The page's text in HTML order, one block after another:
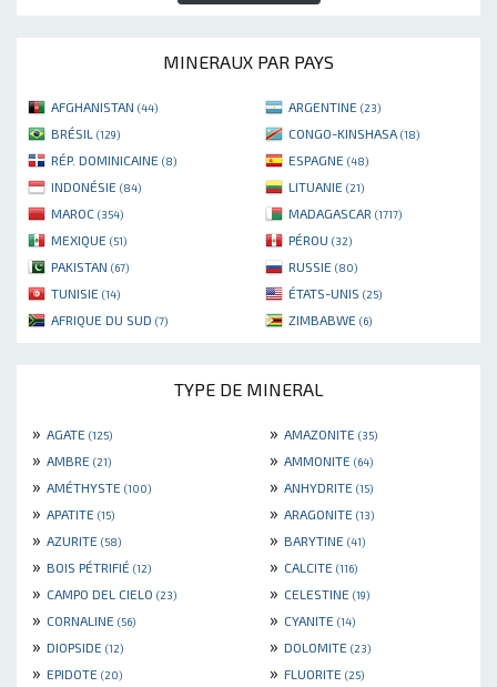
MINERAUX PAR PAYS
AFGHANISTAN (44) ARGENTINE (23)
BRÉSIL (129) CONGO-KINSHASA (18)
RÉP. DOMINICAINE (8) ESPAGNE (48)
INDONÉSIE (84) LITUANIE (21)
MAROC (354) MADAGASCAR (1717)
MEXIQUE (51) PÉROU (32)
PAKISTAN (67) RUSSIE (80)
TUNISIE (14) ÉTATS-UNIS (25)
AFRIQUE DU SUD (7) ZIMBABWE (6)
TYPE DE MINERAL
» AGATE (125) » AMAZONITE (35)
» AMBRE (21) » AMMONITE (64)
» AMÉTHYSTE (100) » ANHYDRITE (15)
» APATITE (15) » ARAGONITE (13)
» AZURITE (58) » BARYTINE (41)
» BOIS PÉTRIFIÉ (12) » CALCITE (116)
» CAMPO DEL CIELO (23) » CELESTINE (19)
» CORNALINE (56) » CYANITE (14)
» DIOPSIDE (12) » DOLOMITE (23)
» EPIDOTE (20) » FLUORITE (25)